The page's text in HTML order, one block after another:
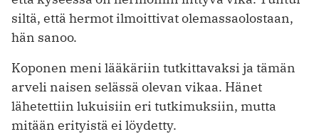
siltä, että hermot ilmoittivat olemassaolostaan,
hän sanoo.
Koponen meni lääkäriin tutkittavaksi ja tämän
arveli naisen selässä olevan vikaa. Hänet
lähetettiin lukuisiin eri tutkimuksiin, mutta
mitään erityistä ei löydetty.